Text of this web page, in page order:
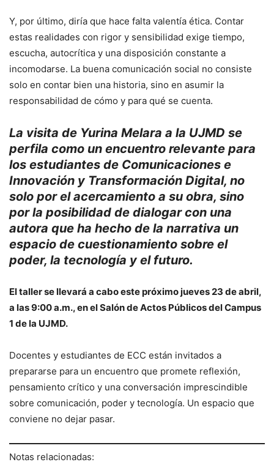
Y, por último, diría que hace falta valentía ética. Contar
estas realidades con rigor y sensibilidad exige tiempo,
escucha, autocrítica y una disposición constante a
incomodarse. La buena comunicación social no consiste
solo en contar bien una historia, sino en asumir la
responsabilidad de cómo y para qué se cuenta.
La visita de Yurina Melara a la UJMD se
perfila como un encuentro relevante para
los estudiantes de Comunicaciones e
Innovación y Transformación Digital, no
solo por el acercamiento a su obra, sino
por la posibilidad de dialogar con una
autora que ha hecho de la narrativa un
espacio de cuestionamiento sobre el
poder, la tecnología y el futuro.
El taller se llevará a cabo este próximo jueves 23 de abril,
a las 9:00 a.m., en el Salón de Actos Públicos del Campus
1 de la UJMD.
Docentes y estudiantes de ECC están invitados a
prepararse para un encuentro que promete reflexión,
pensamiento crítico y una conversación imprescindible
sobre comunicación, poder y tecnología. Un espacio que
conviene no dejar pasar.
Notas relacionadas: